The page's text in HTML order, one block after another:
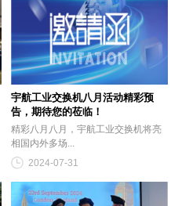
宇航工业交换机八月活动精彩预
告，期待您的莅临！
精彩八月八月，宇航工业交换机将亮
相国内外多场...
2024-07-31